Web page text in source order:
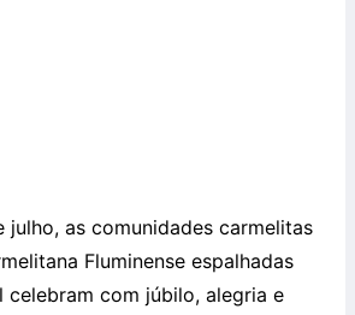
julho, as comunidades carmelitas
Fluminense espalhadas
celebram com júbilo, alegria e